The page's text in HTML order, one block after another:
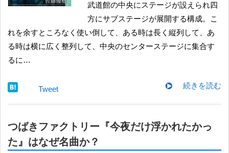
武道館の中央にステージが設えられ四
方にサブステージが展開する構成。こ
れを余すところなく使い倒して、ある時は長く縦列して、あ
る時は横に広く整列して、中央のセンターステージに集合す
るに…
続きを読む
Tweet
つばきファクトリー『今夜だけ浮かれたかっ
た』はなぜ名曲か？